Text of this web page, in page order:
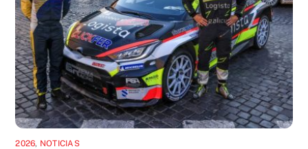
2026, NOTICIAS